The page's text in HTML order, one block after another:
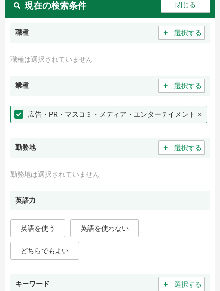
現在の検索条件
職種 ＋ 選択する
職種は選択されていません
業種 ＋ 選択する
広告・PR・マスコミ・メディア・エンターテイメント ×
勤務地 ＋ 選択する
勤務地は選択されていません
英語力
英語を使う 英語を使わない
どちらでもよい
キーワード ＋ 選択する